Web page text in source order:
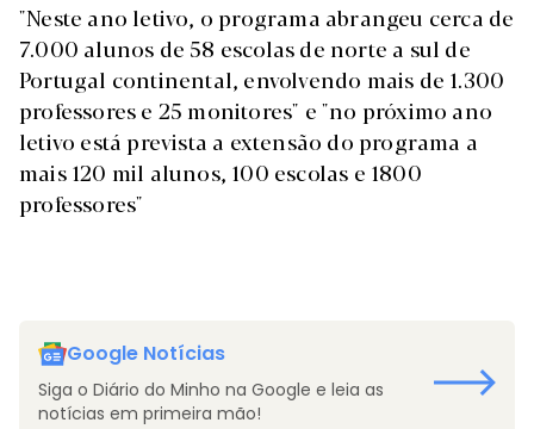
"Neste ano letivo, o programa abrangeu cerca de
7.000 alunos de 58 escolas de norte a sul de
Portugal continental, envolvendo mais de 1.300
professores e 25 monitores" e "no próximo ano
letivo está prevista a extensão do programa a
mais 120 mil alunos, 100 escolas e 1800
professores"
Google Notícias
Siga o Diário do Minho na Google e leia as
notícias em primeira mão!